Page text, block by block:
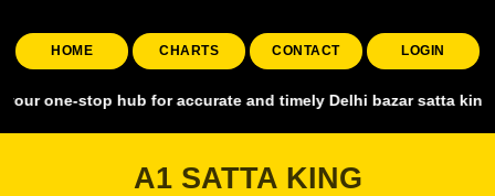
HOME CHARTS CONTACT LOGIN
hub for accurate and timely Delhi bazar satta king,
A1 SATTA KING